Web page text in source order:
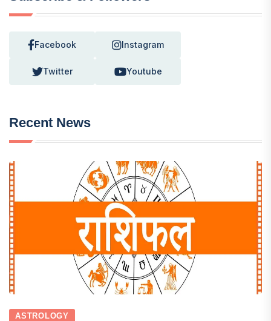
Facebook Instagram
Twitter Youtube
Recent News
ASTROLOGY